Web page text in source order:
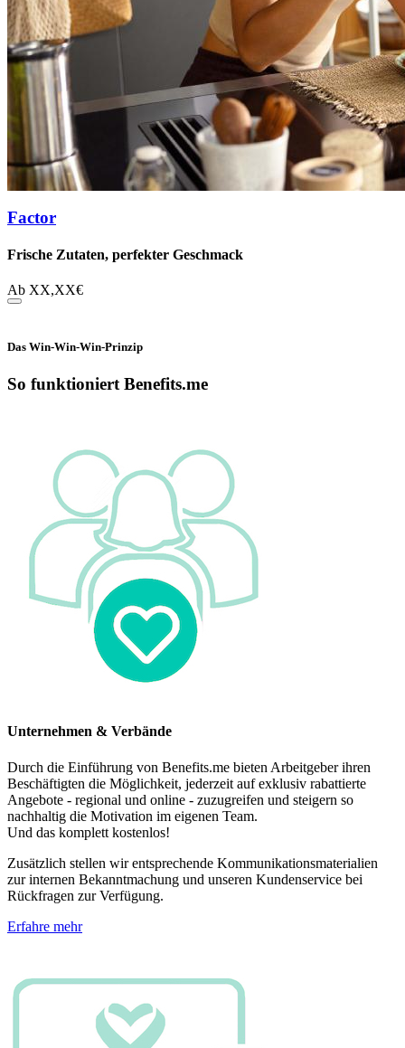
Factor
Frische Zutaten, perfekter Geschmack
Ab XX,XX€
Das Win-Win-Win-Prinzip
So funktioniert Benefits.me
Unternehmen & Verbände
Durch die Einführung von Benefits.me bieten Arbeitgeber ihren
Beschäftigten die Möglichkeit, jederzeit auf exklusiv rabattierte
Angebote - regional und online - zuzugreifen und steigern so
nachhaltig die Motivation im eigenen Team.
Und das komplett kostenlos!
Zusätzlich stellen wir entsprechende Kommunikationsmaterialien
zur internen Bekanntmachung und unseren Kundenservice bei
Rückfragen zur Verfügung.
Erfahre mehr